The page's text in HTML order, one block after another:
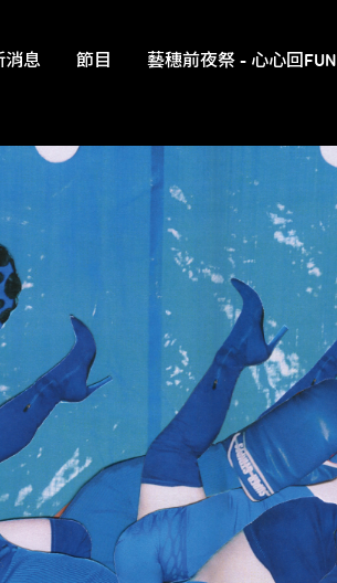
消息 節目 藝穗前夜祭 - 心心回FUN